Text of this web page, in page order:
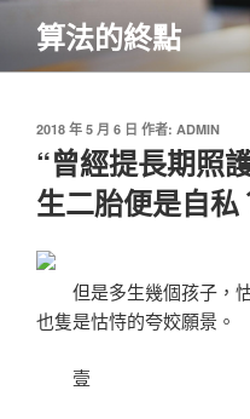
主
算法的終點
發
佈
2018 年 5 月 6 日 作者: ADMIN
“曾經提長期照
生二胎便是自私
但是多生幾個孩子，怙
也隻是怙恃的夸姣願景。
壹